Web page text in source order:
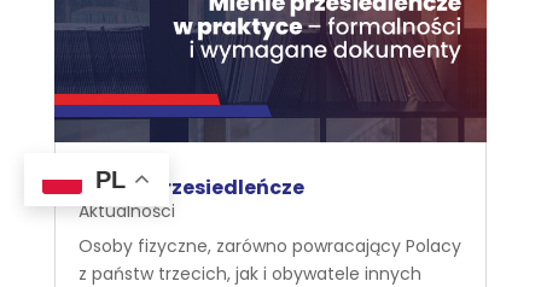
Mienie przesiedleńcze
Aktualności
Osoby fizyczne, zarówno powracający Polacy
z państw trzecich, jak i obywatele innych
PL